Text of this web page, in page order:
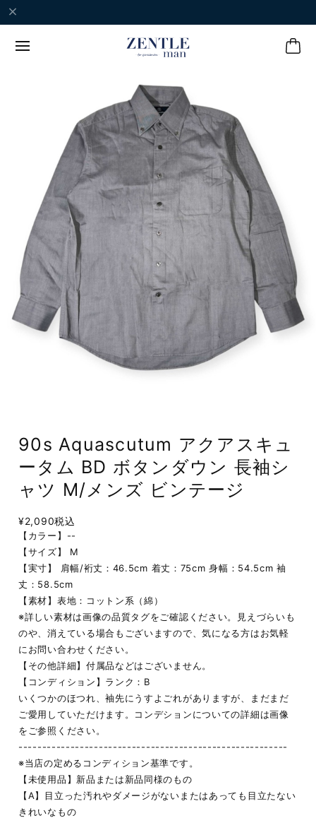
90s Aquascutum アクアスキュ
ータム BD ボタンダウン 長袖シ
ャツ M/メンズ ビンテージ
¥2,090税込
【カラー】--
【サイズ】 M
【実寸】 肩幅/裄丈：46.5cm 着丈：75cm 身幅：54.5cm 袖
丈：58.5cm
【素材】表地：コットン系（綿）
※詳しい素材は画像の品質タグをご確認ください。見えづらいも
のや、消えている場合もございますので、気になる方はお気軽
にお問い合わせください。
【その他詳細】付属品などはございません。
【コンディション】ランク：B
いくつかのほつれ、袖先にうすよごれがありますが、まだまだ
ご愛用していただけます。コンデションについての詳細は画像
をご参照ください。
---------------------------------------------------------
※当店の定めるコンディション基準です。
【未使用品】新品または新品同様のもの
【A】目立った汚れやダメージがないまたはあっても目立たない
きれいなもの